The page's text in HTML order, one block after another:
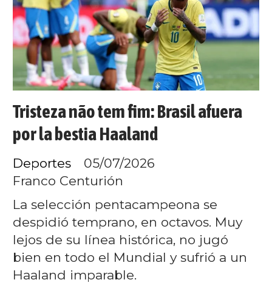
Tristeza não tem fim: Brasil afuera
por la bestia Haaland
Franco Centurión
Deportes 05/07/2026
La selección pentacampeona se
despidió temprano, en octavos. Muy
lejos de su línea histórica, no jugó
bien en todo el Mundial y sufrió a un
Haaland imparable.